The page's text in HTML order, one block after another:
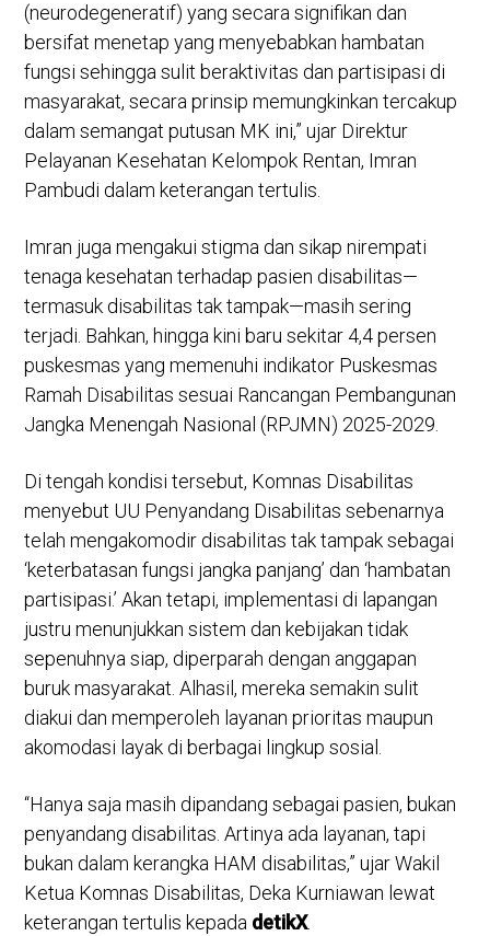
(neurodegeneratif) yang secara signifikan dan
bersifat menetap yang menyebabkan hambatan
fungsi sehingga sulit beraktivitas dan partisipasi di
masyarakat, secara prinsip memungkinkan tercakup
dalam semangat putusan MK ini,” ujar Direktur
Pelayanan Kesehatan Kelompok Rentan, Imran
Pambudi dalam keterangan tertulis.
Imran juga mengakui stigma dan sikap nirempati
tenaga kesehatan terhadap pasien disabilitas—
termasuk disabilitas tak tampak—masih sering
terjadi. Bahkan, hingga kini baru sekitar 4,4 persen
puskesmas yang memenuhi indikator Puskesmas
Ramah Disabilitas sesuai Rancangan Pembangunan
Jangka Menengah Nasional (RPJMN) 2025-2029.
Di tengah kondisi tersebut, Komnas Disabilitas
menyebut UU Penyandang Disabilitas sebenarnya
telah mengakomodir disabilitas tak tampak sebagai
‘keterbatasan fungsi jangka panjang’ dan ‘hambatan
partisipasi.’ Akan tetapi, implementasi di lapangan
justru menunjukkan sistem dan kebijakan tidak
sepenuhnya siap, diperparah dengan anggapan
buruk masyarakat. Alhasil, mereka semakin sulit
diakui dan memperoleh layanan prioritas maupun
akomodasi layak di berbagai lingkup sosial.
“Hanya saja masih dipandang sebagai pasien, bukan
penyandang disabilitas. Artinya ada layanan, tapi
bukan dalam kerangka HAM disabilitas,” ujar Wakil
Ketua Komnas Disabilitas, Deka Kurniawan lewat
keterangan tertulis kepada detikX.